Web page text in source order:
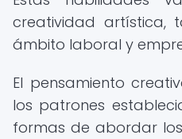
creatividad artística,
ámbito laboral y
El pensamiento
los patrones
formas de abordar